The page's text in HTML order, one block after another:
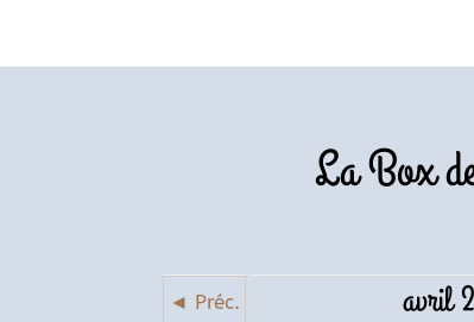
La Box
◄ Préc. avril